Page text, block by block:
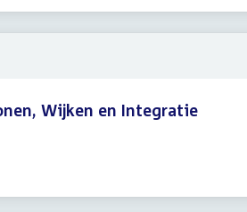
Wijken en Integratie